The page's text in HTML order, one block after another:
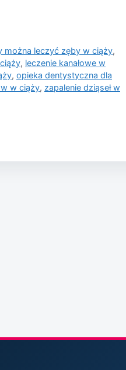
można leczyć zęby w ciąży,
, leczenie kanałowe w
, opieka dentystyczna dla
w ciąży, zapalenie dziąseł w